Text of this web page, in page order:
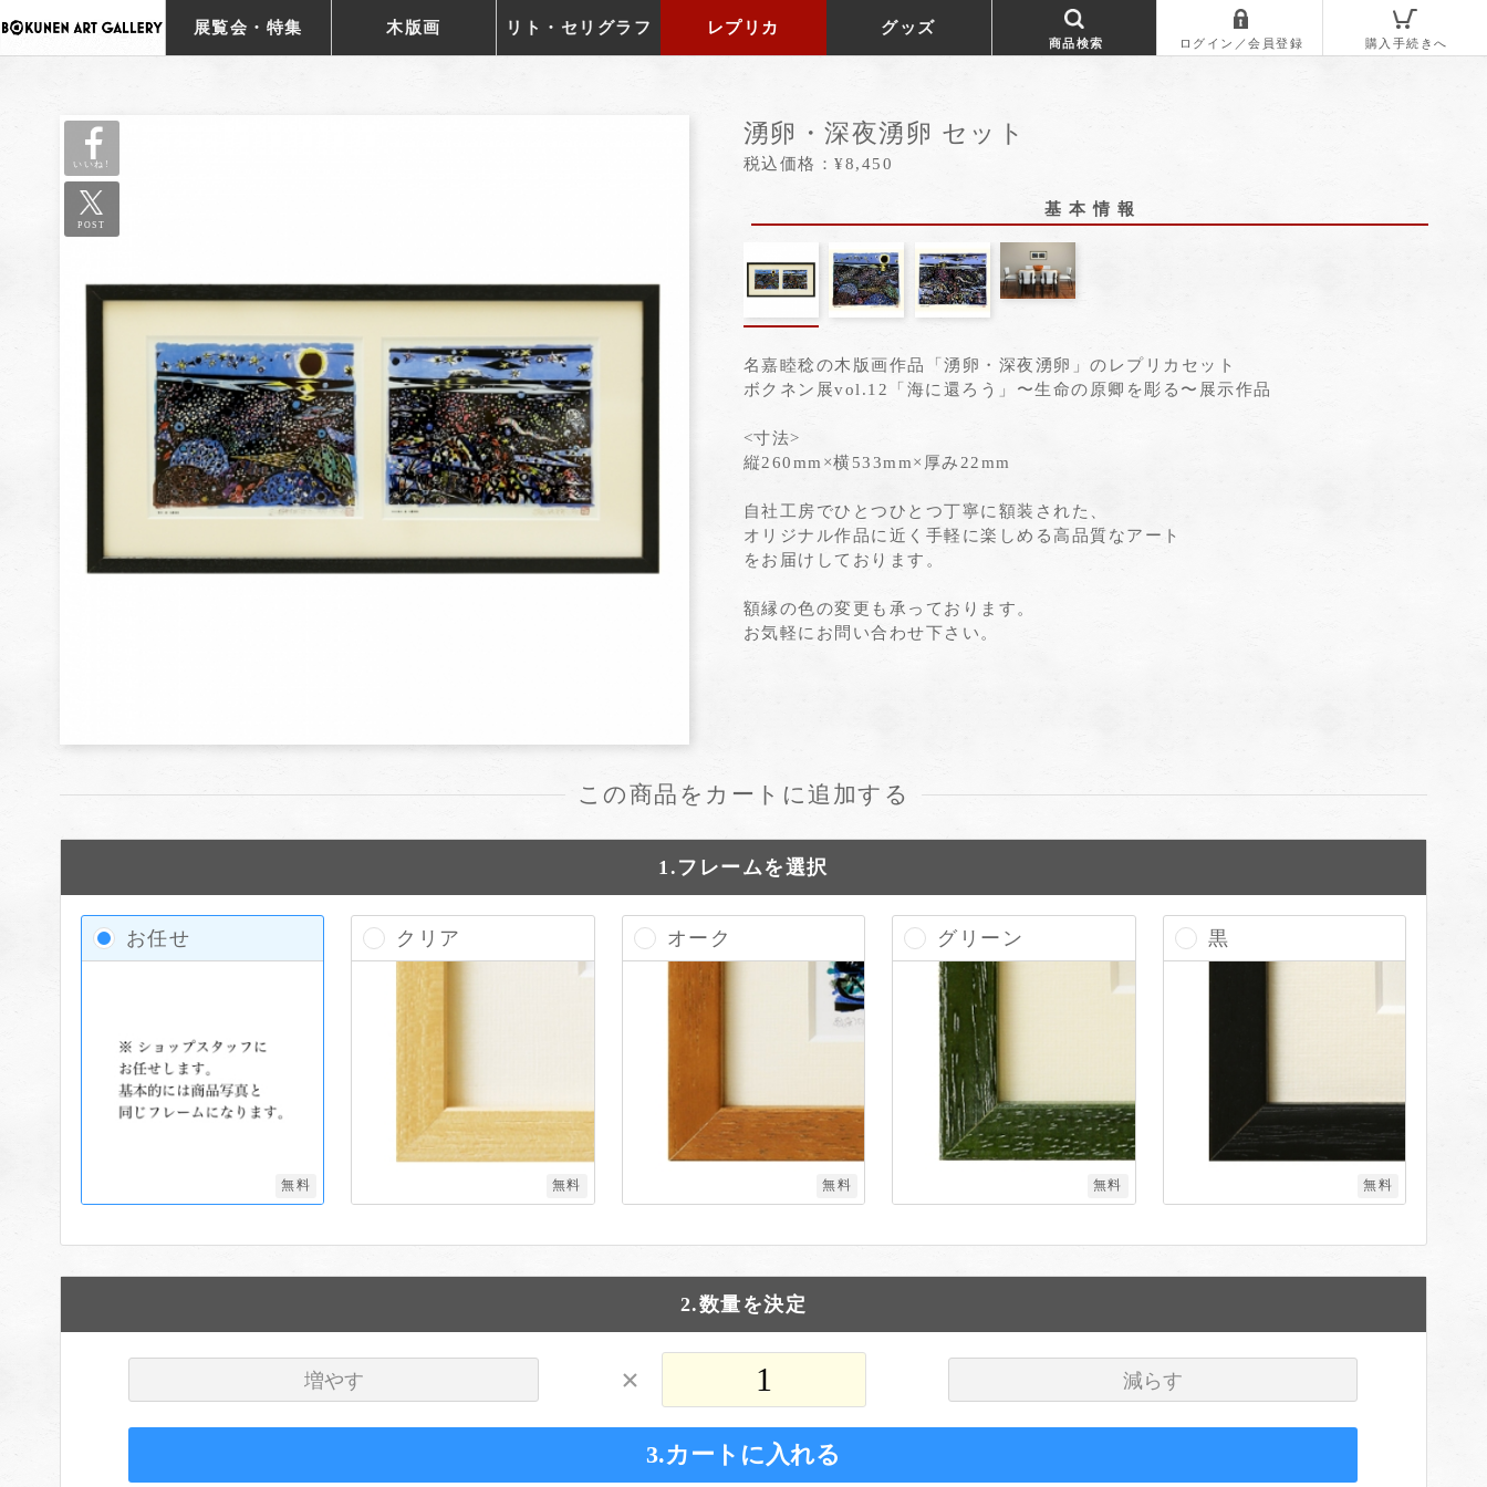
展覧会・特集 木版画 リト・セリグラフ レプリカ グッズ
いいね!
POST
湧卵・深夜湧卵 セット
税込価格：¥8,450
基 本 情 報
名嘉睦稔の木版画作品「湧卵・深夜湧卵」のレプリカセット
ボクネン展vol.12「海に還ろう」〜生命の原卿を彫る〜展示作品
<寸法>
縦260mm×横533mm×厚み22mm
自社工房でひとつひとつ丁寧に額装された、
オリジナル作品に近く手軽に楽しめる高品質なアート
をお届けしております。
額縁の色の変更も承っております。
お気軽にお問い合わせ下さい。
この商品をカートに追加する
1.フレームを選択
お任せ
無料
クリア
無料
オーク
無料
グリーン
無料
黒
無料
2.数量を決定
増やす × 減らす
3.カートに入れる